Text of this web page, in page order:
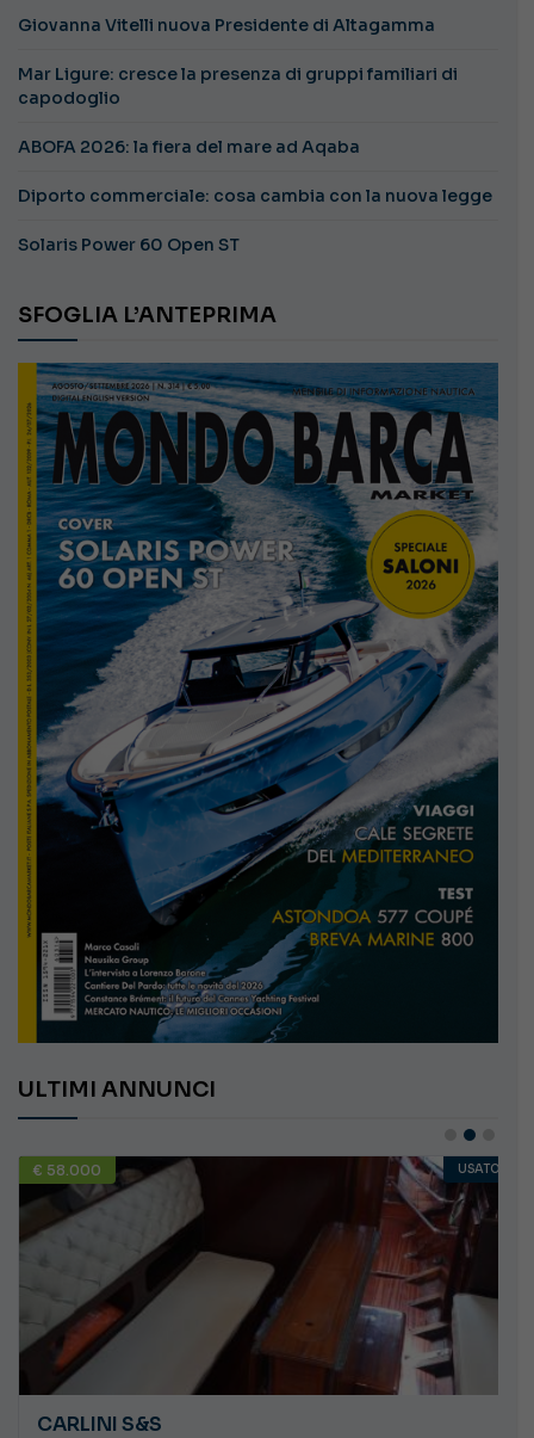
Giovanna Vitelli nuova Presidente di Altagamma
Mar Ligure: cresce la presenza di gruppi familiari di
capodoglio
ABOFA 2026: la fiera del mare ad Aqaba
Diporto commerciale: cosa cambia con la nuova legge
Solaris Power 60 Open ST
SFOGLIA L’ANTEPRIMA
ULTIMI ANNUNCI
€ 58.000 USATO
CARLINI S&S